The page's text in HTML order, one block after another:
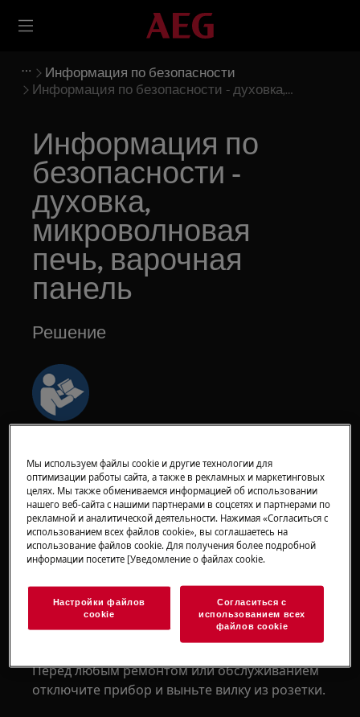
Информация по безопасности
Информация по безопасности - духовка,
Информация по
безопасности -
духовка,
микроволновая
печь, варочная
панель
Решение
безопасности вашего изделия перед
проведением любых ремонтных или
обслуживающих работ.
https://www.electrolux.com/support/user-manuals/
ВНИМАНИЕ!ОПАСНОСТЬ ЭЛЕКТРИЧЕСКОГО
Перед любым ремонтом или обслуживанием
отключите прибор и выньте вилку из розетки.
Мы используем файлы cookie и другие технологии для
оптимизации работы сайта, а также в рекламных и маркетинговых
целях. Мы также обмениваемся информацией об использовании
нашего веб-сайта с нашими партнерами в соцсетях и партнерами по
рекламной и аналитической деятельности. Нажимая «Согласиться с
использованием всех файлов cookie», вы соглашаетесь на
использование файлов cookie. Для получения более подробной
информации посетите [Уведомление о файлах cookie.
Настройки файлов
cookie
Согласиться с
использованием всех
файлов cookie